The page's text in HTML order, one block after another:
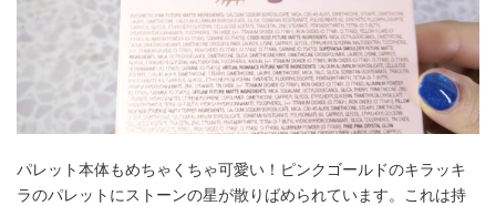
パレット本体もめちゃくちゃ可愛い！ピンクゴールドのキラッキ
ラのパレットにストーンの星が散りばめられています。これは持